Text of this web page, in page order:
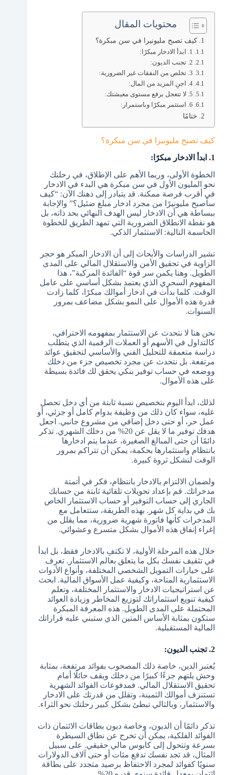
محتويات المقال
كيف تصبح مليونيرا في سن مبكرة؟
1. ابدأ الادخار مبكرًا:
2. تجنب الديون:
3. تخلص من النفقات غير الضرورية:
4. اجنِ المزيد من المال:
5. لا تتعجل برفع مستوى معيشتك:
6. استثمر مبكرًا وباستمرار:
ختامًا
كيف تصبح مليونيرا في سن مبكرة؟
1. ابدأ الادخار مبكرًا:
الخطوة الأولى، وربما الأهم على الإطلاق، في رحلتك
نحو المليون الأول في سن مبكرة هي البدء في الادخار
في أقرب فرصة ممكنة. قد يتبادر إلى ذهنك الآن: “كيف
سأصبح مليونيرًا من مجرد ادخار مبلغ ضئيل؟” والإجابة
ببساطة هي أن الادخار ليس الهدف النهائي بحد ذاته، بل
هو نقطة الانطلاق الضرورية التي تمهد الطريق للخطوة
الحاسمة التالية: الاستثمار الذكي.
تشير الدراسات والأبحاث إلى أن الادخار المبكر هو حجر
الزاوية في تحقيق الأمن والاستقلال المالي على المدى
الطويل. وهنا يكمن سر قوة “الفائدة المركبة”، هذا
المفهوم السحري الذي يعتمد بشكل أساسي على عامل
الوقت. كلما بدأت في ادخار أموالك مبكرًا، كلما زادت
قدرة هذه الأموال على النمو بشكل مضاعف بمرور
السنوات.
نحن هنا لا نتحدث عن الاستثمار بمفهومه الاحترافي،
كالتداول في الأسهم أو العملات الرقمية الذي يتطلب
دراسة متعمقة للتحليل الفني والأساسي لتحقيق عوائد
مرتفعة. بل نتحدث عن مجرد تخصيص جزء من دخلك
ووضعه في حساب توفير بنكي يحقق لك فائدة بسيطة
على هذه الأموال.
لذلك، ابدأ اليوم بتخصيص نسبة ثابتة من أي دخل تحصل
عليه، سواء كان ذلك من وظيفة بدوام كامل أو جزئي، أو
عمل حر، أو حتى دخل إضافي من مشروع جانبي. اجعل
هدفك توفير ما لا يقل عن 20% من دخلك الشهري. تذكر
دائمًا أن حتى المبالغ الصغيرة، عندما يتم ادخارها
بانتظام واستثمارها بحكمة، يمكن أن تتراكم بمرور
الوقت لتشكل ثروة كبيرة.
ولضمان الالتزام بالادخار بانتظام، فكر في أتمتة
مدخراتك. قم بإعداد تحويلات تلقائية ثابتة من حسابك
الجاري إلى حساب التوفير أو حساب الاستثمار الخاص
بك في بداية كل شهر. بهذه الطريقة، ستتعامل مع
المدخرات كأنها فاتورة شهرية ضرورية، مما يقلل من
إغراء إنفاق هذه الأموال بشكل متسرع وعشوائي.
خلال هذه المرحلة الأولية، لا تكتفِ بالادخار فقط، بل ابدأ
في تثقيف نفسك بكل ما يتعلق بعالم الاستثمار. تعرف
على خيارات التمويل الشخصي المختلفة، وأنواع الأدوات
الاستثمارية المتاحة، وكيفية عمل الأسواق المالية. ابحث
عن استراتيجيات الادخار والاستثمار المختلفة، وتعلم
كيفية تنويع استثماراتك لتوزيع المخاطر وزيادة العوائد
المحتملة على المدى الطويل. هذه المعرفة المبكرة
ستكون بمثابة الأساس المتين الذي ستبني عليه قراراتك
المالية المستقبلية.
2. تجنب الديون:
يُعتبر الدين، خاصة ذلك المصحوب بفوائد مرتفعة، بمثابة
وحش يلتهم جزءًا كبيرًا من دخلك ويقف حائلًا أمام
تحقيق الاستقلال المالي. فمدفوعات الفوائد الشهرية
تستنزف أموالك الثمينة، وتقلل من قدرتك على الادخار
والاستثمار، وبالتالي تبطئ بشكل كبير رحلتك نحو الثراء.
تذكر دائمًا أن الديون، وخاصة ديون بطاقات الائتمان ذات
الفوائد الفلكية، يمكن أن تخرج عن نطاق السيطرة
بسرعة وتتحول إلى كابوس مالي حقيقي. على سبيل
المثال، قد تجد نفسك تدفع مئات أو حتى آلاف الدولارات
سنويًا كفوائد لمجرد الاحتفاظ برصيد متجدد على بطاقة